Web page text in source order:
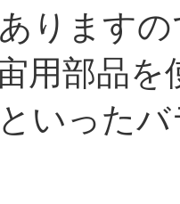
ります
用部品
いった